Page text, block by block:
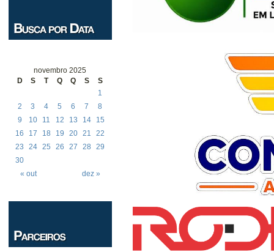
novembro 2025
D
S T Q Q S S
« out dez »
1
2
3 4 5 6 7
8
9
10 11 12 13 14
15
16
17 18 19 20 21
22
23
24 25 26 27 28
29
30